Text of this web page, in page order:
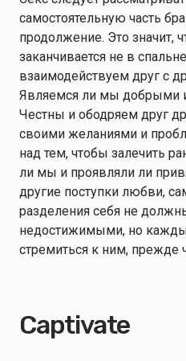
самостоятельную часть
продолжение. Это значит,
заканчивается не в
взаимодействуем друг с
Являемся ли мы добрыми
Честны и ободряем друг
своими желаниями и
над тем, чтобы залечить
ли мы и проявляли ли
другие поступки любви,
разделения себя не
недостижимыми, но
стремиться к ним, прежде
Captivate